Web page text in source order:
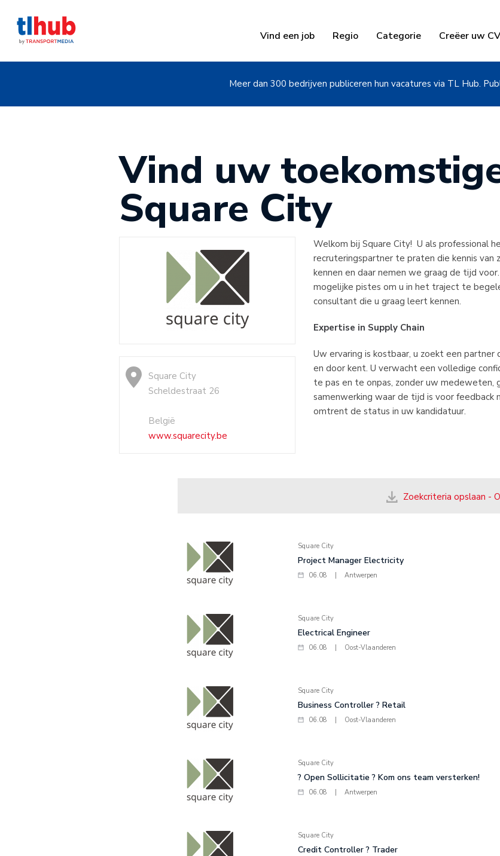
Vind een job Regio Categorie Creëer uw CV
Meer dan 300 bedrijven publiceren hun vacatures via TL Hub.
Vind uw
Square City
Square City
Scheldestraat 26
België
www.squarecity.be
Welkom bij Square City! U als professional
recruteringspartner te praten die kennis
kennen en daar nemen we graag de tijd
mogelijke pistes om u in het traject te
consultant die u graag leert kennen.
Expertise in Supply Chain
Uw ervaring is kostbaar, u zoekt een
en door kent. U verwacht een volledige
te pas en te onpas, zonder uw
samenwerking waar de tijd is voor
omtrent de status in uw kandidatuur.
Zoekcriteria opslaan -
Square City
Project Manager Electricity
06.08 Antwerpen
Square City
Electrical Engineer
06.08 Oost-Vlaanderen
Square City
Business Controller ? Retail
06.08 Oost-Vlaanderen
Square City
? Open Sollicitatie ? Kom ons team versterken!
06.08 Antwerpen
Square City
Credit Controller ? Trader